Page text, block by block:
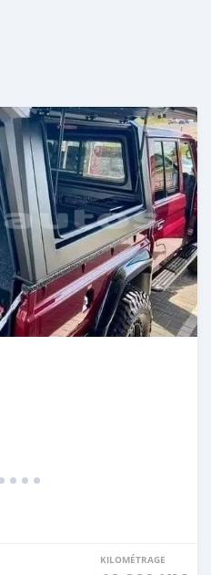
KILOMÉTRAGE